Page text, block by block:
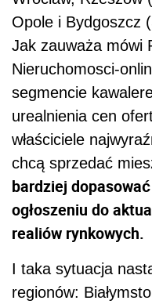
Opole i Bydgoszcz
Jak zauważa mówi
Nieruchomosci-
segmencie
urealnienia cen
właściciele
chcą sprzedać
bardziej
ogłoszeniu do
realiów rynkowych.
I taka sytuacja
regionów: